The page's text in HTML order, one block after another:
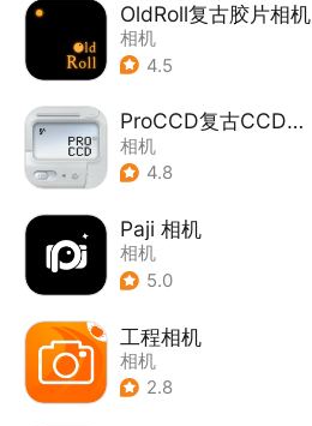
OldRoll复古胶片相机
相机
4.5
ProCCD复古CCD相机
相机
4.8
Paji 相机
相机
5.0
工程相机
相机
2.8